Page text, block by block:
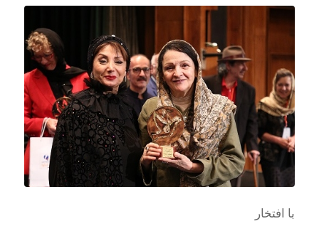
با افتخار